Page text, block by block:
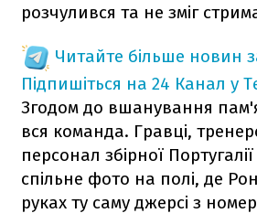
розчулився та не зміг
Читайте більше новин
Підпишіться на 24 Канал у
Згодом до вшанування
вся команда. Гравці,
персонал збірної
спільне фото на полі, де
руках ту саму джерсі з